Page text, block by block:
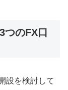
つのFX口
設を検討して